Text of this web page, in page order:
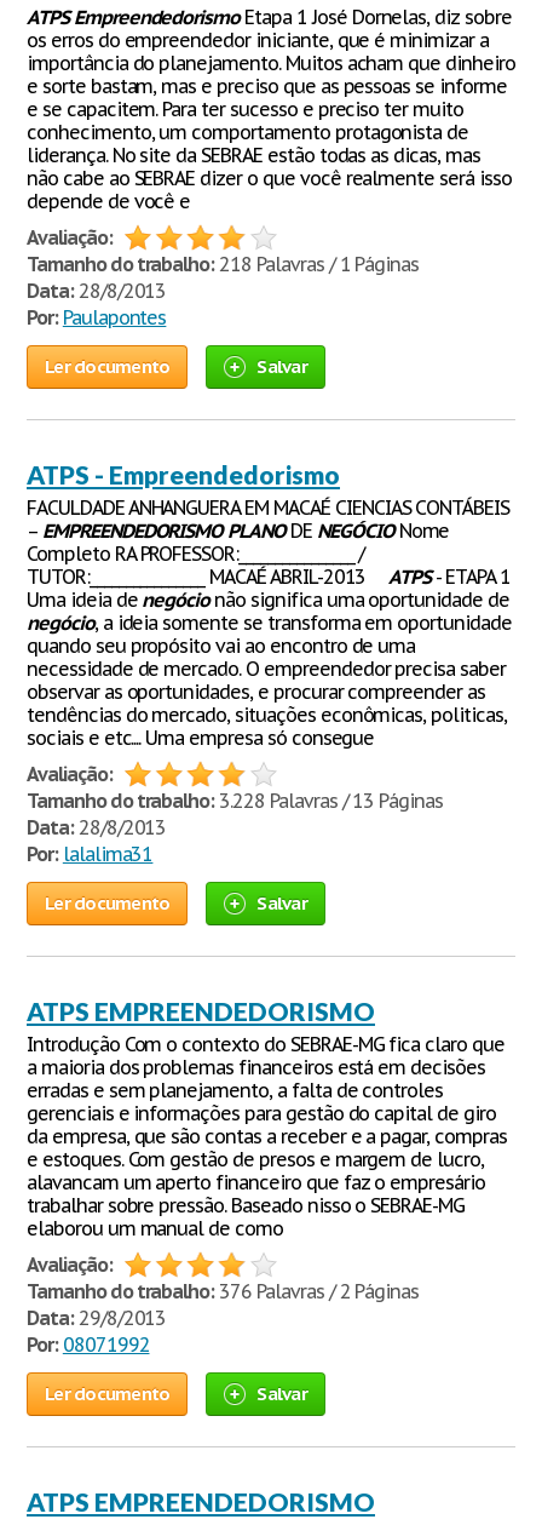
ATPS EmpreendedorismoEtapa 1 José Dornelas, diz sobre
os erros do empreendedor iniciante, que é minimizar a
importância do planejamento. Muitos acham que dinheiro
e sorte bastam, mas e preciso que as pessoas se informe
e se capacitem. Para ter sucesso e preciso ter muito
conhecimento, um comportamento protagonista de
liderança. No site da SEBRAE estão todas as dicas, mas
não cabe ao SEBRAE dizer o que você realmente será isso
depende de você e
Avaliação:
Tamanho do trabalho:218 Palavras / 1 Páginas
Data:28/8/2013
Por: Paulapontes
Ler documento Salvar
ATPS - Empreendedorismo
FACULDADE ANHANGUERA EM MACAÉ CIENCIAS CONTÁBEIS
– EMPREENDEDORISMO PLANODE NEGÓCIONome
Completo RA PROFESSOR:________________ /
TUTOR:________________ MACAÉ ABRIL-2013ATPS- ETAPA 1
Uma ideia de negócionão significa uma oportunidade de
negócio, a ideia somente se transforma em oportunidade
quando seu propósito vai ao encontro de uma
necessidade de mercado. O empreendedor precisa saber
observar as oportunidades, e procurar compreender as
tendências do mercado, situações econômicas, politicas,
sociais e etc.... Uma empresa só consegue
Avaliação:
Tamanho do trabalho:3.228 Palavras / 13 Páginas
Data:28/8/2013
Por: lalalima31
Ler documento Salvar
ATPS EMPREENDEDORISMO
Introdução Com o contexto do SEBRAE-MG fica claro que
a maioria dos problemas financeiros está em decisões
erradas e sem planejamento, a falta de controles
gerenciais e informações para gestão do capital de giro
da empresa, que são contas a receber e a pagar, compras
e estoques. Com gestão de presos e margem de lucro,
alavancam um aperto financeiro que faz o empresário
trabalhar sobre pressão. Baseado nisso o SEBRAE-MG
elaborou um manual de como
Avaliação:
Tamanho do trabalho:376 Palavras / 2 Páginas
Data:29/8/2013
Por: 08071992
Ler documento Salvar
ATPS EMPREENDEDORISMO